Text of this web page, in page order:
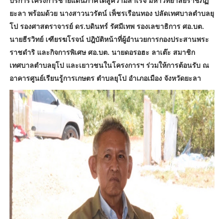
ยะลา พร้อมด้วย นางสาวนวรัตน์ เพ็ชรเรือนทอง ปลัดเทศบาลตำบลยุ
โป รองศาสตราจารย์ ดร.บดินทร์ รัศมีเทพ รองเลขาธิการ ศอ.บต.
นายธีรวิทย์ เฑียรฆโรจน์ ปฎิบัติหน้าที่ผู้อำนวยการกองประสานพระ
ราชดำริ และกิจการพิเศษ ศอ.บต. นายดอรอฮะ ลาเต๊ะ สมาชิก
เทศบาลตำบลยุโป และเยาวชนในโครงการฯ ร่วมให้การต้อนรับ ณ
อาคารศูนย์เรียนรู้การเกษตร ตำบลยุโป อำเภอเมือง จังหวัดยะลา